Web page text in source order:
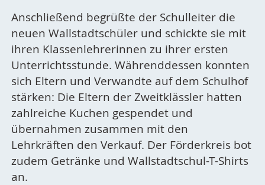
Anschließend begrüßte der Schulleiter die
neuen Wallstadtschüler und schickte sie mit
ihren Klassenlehrerinnen zu ihrer ersten
Unterrichtsstunde. Währenddessen konnten
sich Eltern und Verwandte auf dem Schulhof
stärken: Die Eltern der Zweitklässler hatten
zahlreiche Kuchen gespendet und
übernahmen zusammen mit den
Lehrkräften den Verkauf. Der Förderkreis bot
zudem Getränke und Wallstadtschul-T-Shirts
an.